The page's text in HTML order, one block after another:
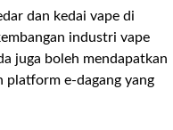
dan kedai vape di
industri vape
juga boleh mendapatkan
platform e-dagang yang